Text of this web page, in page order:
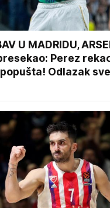
U MADRIDU,
Perez
Odlazak